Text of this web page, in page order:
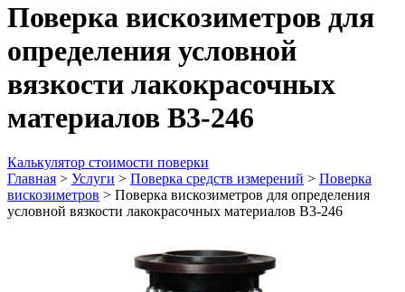
Поверка вискозиметров для
определения условной
вязкости лакокрасочных
материалов В3-246
Калькулятор стоимости поверки
Главная > Услуги > Поверка средств измерений > Поверка
вискозиметров > Поверка вискозиметров для определения
условной вязкости лакокрасочных материалов В3-246